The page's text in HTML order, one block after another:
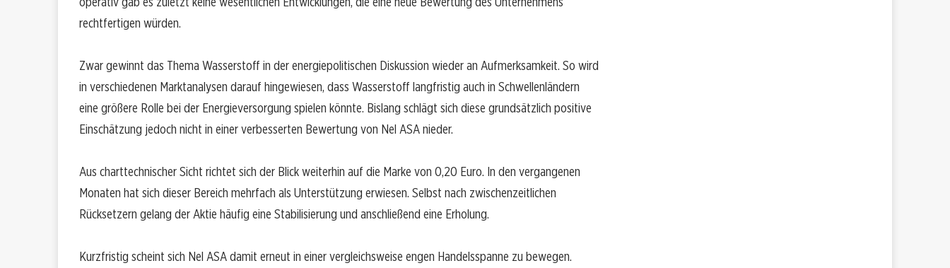
rechtfertigen würden.
Zwar gewinnt das Thema Wasserstoff in der energiepolitischen Diskussion wieder an Aufmerksamkeit. So wird
in verschiedenen Marktanalysen darauf hingewiesen, dass Wasserstoff langfristig auch in Schwellenländern
eine größere Rolle bei der Energieversorgung spielen könnte. Bislang schlägt sich diese grundsätzlich positive
Einschätzung jedoch nicht in einer verbesserten Bewertung von Nel ASA nieder.
Aus charttechnischer Sicht richtet sich der Blick weiterhin auf die Marke von 0,20 Euro. In den vergangenen
Monaten hat sich dieser Bereich mehrfach als Unterstützung erwiesen. Selbst nach zwischenzeitlichen
Rücksetzern gelang der Aktie häufig eine Stabilisierung und anschließend eine Erholung.
Kurzfristig scheint sich Nel ASA damit erneut in einer vergleichsweise engen Handelsspanne zu bewegen.